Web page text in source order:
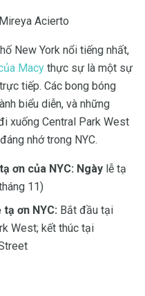
Acierto
New York nổi tiếng nhất,
Macy thực sự là một sự
tiếp. Các bong bóng
biểu diễn, và những
xuống Central Park West
nhớ trong NYC.
ơn của NYC: Ngày lễ tạ
11)
ơn NYC: Bắt đầu tại
West; kết thúc tại